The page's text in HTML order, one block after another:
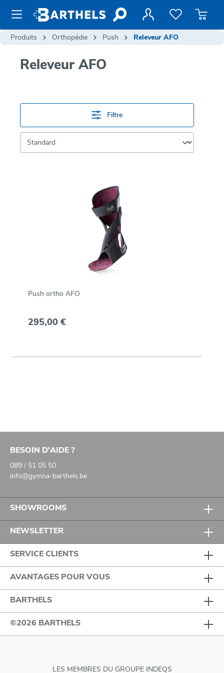
principal
Produits Orthopédie Push Releveur AFO
Releveur AFO
Filtre
Push ortho AFO
295,00 €
BESOIN D'AIDE ?
089 / 51 05 50
info@gymna-barthels.be
SHOWROOMS
NEWSLETTER
SERVICE CLIENTS
AVANTAGES POUR VOUS
BARTHELS
©2026 BARTHELS
LES MEMBRES DU GROUPE INDEQS